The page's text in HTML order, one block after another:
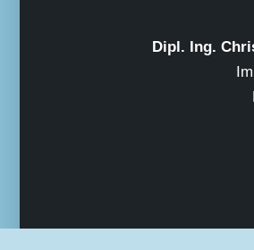
Dipl. Ing.